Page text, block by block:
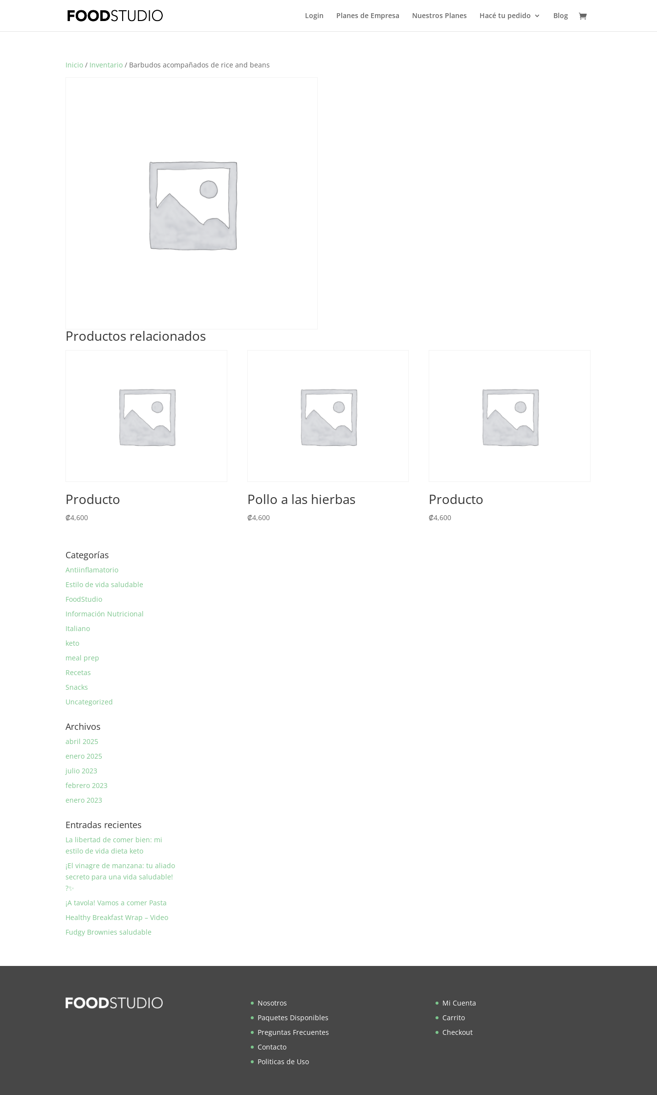
Login Planes de Empresa Nuestros Planes Hacé tu pedido Blog
Inicio / Inventario / Barbudos acompañados de rice and beans
Productos relacionados
Producto
₡4,600
Pollo a las hierbas
₡4,600
Producto
₡4,600
Categorías
Antiinflamatorio
Estilo de vida saludable
FoodStudio
Información Nutricional
Italiano
keto
meal prep
Recetas
Snacks
Uncategorized
Archivos
abril 2025
enero 2025
julio 2023
febrero 2023
enero 2023
Entradas recientes
La libertad de comer bien: mi
estilo de vida dieta keto
¡El vinagre de manzana: tu aliado
secreto para una vida saludable!
?✨
¡A tavola! Vamos a comer Pasta
Healthy Breakfast Wrap – Video
Fudgy Brownies saludable
Nosotros
Paquetes Disponibles
Preguntas Frecuentes
Contacto
Politicas de Uso
Mi Cuenta
Carrito
Checkout